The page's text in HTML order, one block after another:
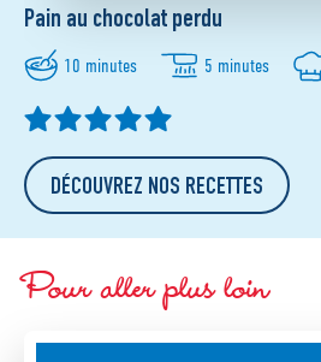
Pain au chocolat perdu
10 minutes 5 minutes
DÉCOUVREZ NOS RECETTES
Pour aller plus loin